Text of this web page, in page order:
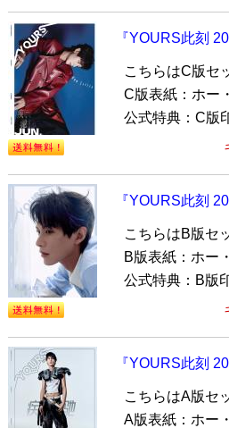
『YOURS此刻
こちらはC版セ
C版表紙：ホー
公式特典：C版
『YOURS此刻
こちらはB版セ
B版表紙：ホー
公式特典：B版
『YOURS此刻
こちらはA版セ
A版表紙：ホー